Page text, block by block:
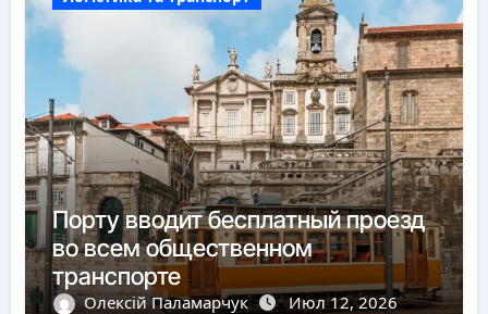
Порту вводит бесплатный проезд
во всем общественном
транспорте
Олексій Паламарчук Июл 12, 2026